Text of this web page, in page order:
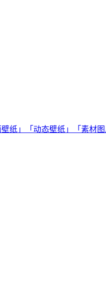
纸」「动态壁纸」「素材